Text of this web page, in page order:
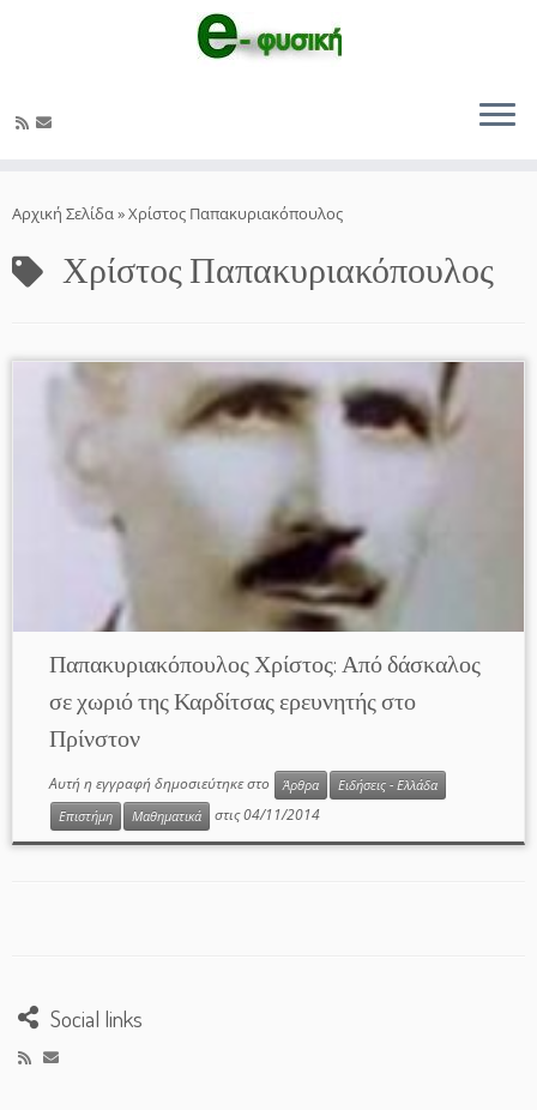
στο
Αρχική Σελίδα»Χρίστος Παπακυριακόπουλος
Χρίστος Παπακυριακόπουλος
Παπακυριακόπουλος Χρίστος: Από δάσκαλος
σε χωριό της Καρδίτσας ερευνητής στο
Πρίνστον
Αυτή η εγγραφή δημοσιεύτηκε στο Άρθρα
Ειδήσεις - Ελλάδα
Επιστήμη
Μαθηματικά στις04/11/2014
Social links